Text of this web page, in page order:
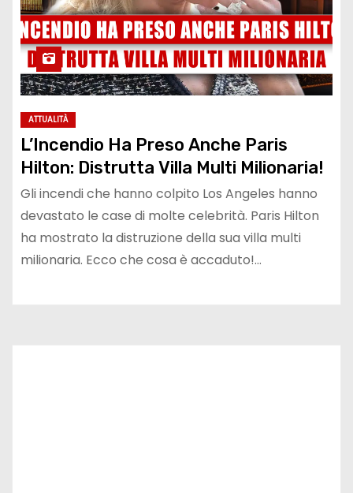
ATTUALITÀ
L’Incendio Ha Preso Anche Paris
Hilton: Distrutta Villa Multi Milionaria!
Gli incendi che hanno colpito Los Angeles hanno
devastato le case di molte celebrità. Paris Hilton
ha mostrato la distruzione della sua villa multi
milionaria. Ecco che cosa è accaduto!…